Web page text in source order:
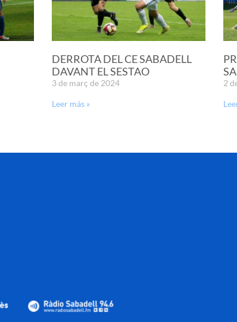
DERROTA DEL CE SABADELL
DAVANT EL SESTAO
3 de març de 2024
Leer más »
2